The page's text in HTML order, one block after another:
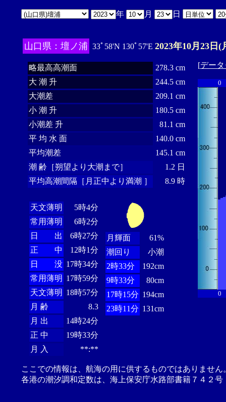
年 月 日
山口県：壇ノ浦 33ﾟ58'N 130ﾟ57'E 2023年10月23日(
略最高高潮面
278.3 cm
大 潮 升
244.5 cm
大潮差
209.1 cm
小 潮 升
180.5 cm
小潮差 升
81.1 cm
平 均 水 面
140.0 cm
平均潮差
145.1 cm
潮 齢［朔望より大潮まで］
1.2 日
平均高潮間隔［月正中より満潮 ］
8.9 時
天文薄明
5時4分
常用薄明
6時2分
日 出
6時27分
正 中
12時1分
日 没 17時34分
常用薄明 17時59分
天文薄明 18時57分
月 齢
8.3
月 出
14時24分
正 中
19時33分
月 入
**:**
月輝面
61%
潮回り
小潮
2時33分
192cm
9時33分
80cm
17時15分 194cm
23時11分 131cm
[デー
0
0
ここでの情報は、航海の用に供するものではありませ
各港の潮汐調和定数は、海上保安庁水路部書籍７４２